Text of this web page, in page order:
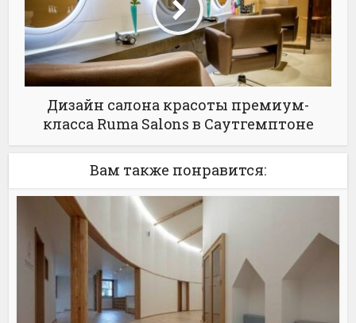
Дизайн салона красоты премиум-
класса Ruma Salons в Саутгемптоне
Вам также понравится: